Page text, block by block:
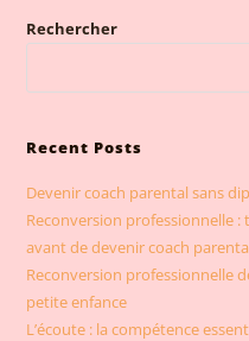
Rechercher
Recent Posts
Devenir coach parental sans
Reconversion professionnelle
avant de devenir coach
Reconversion professionnelle
petite enfance
L’écoute : la compétence